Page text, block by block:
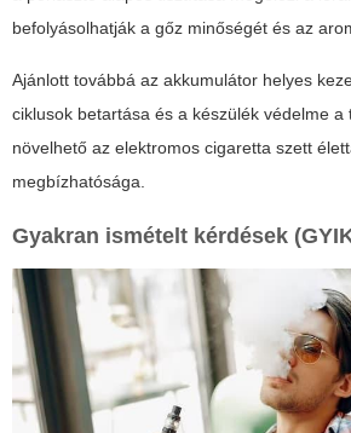
befolyásolhatják a gőz minőségét és az
Ajánlott továbbá az akkumulátor helyes
ciklusok betartása és a készülék védelme a
növelhető az elektromos cigaretta szett
megbízhatósága.
Gyakran ismételt kérdések